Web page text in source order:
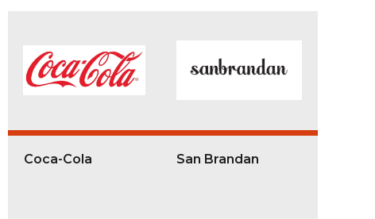
Coca-Cola San Brandan